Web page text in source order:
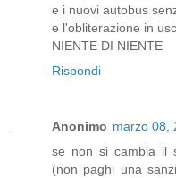
e i nuovi autobus
e l'obliterazione in
NIENTE DI NIENTE
Rispondi
Anonimo marzo 08,
se non si cambia il
(non paghi una